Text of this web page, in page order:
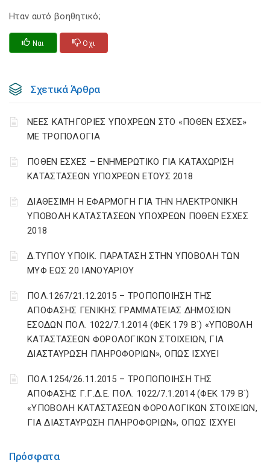
Πρόσφατα
Ηταν αυτό βοηθητικό;
Ναι Οχι
Σχετικά Άρθρα
ΝΕΕΣ ΚΑΤΗΓΟΡΙΕΣ ΥΠΟΧΡΕΩΝ ΣΤΟ «ΠΟΘΕΝ ΕΣΧΕΣ»
ΜΕ ΤΡΟΠΟΛΟΓΙΑ
ΠΟΘΕΝ ΕΣΧΕΣ – ΕΝΗΜΕΡΩΤΙΚΟ ΓΙΑ ΚΑΤΑΧΩΡΙΣΗ
ΚΑΤΑΣΤΑΣΕΩΝ ΥΠΟΧΡΕΩΝ ΕΤΟΥΣ 2018
ΔΙΑΘΕΣΙΜΗ Η ΕΦΑΡΜΟΓΗ ΓΙΑ ΤΗΝ ΗΛΕΚΤΡΟΝΙΚΗ
ΥΠΟΒΟΛΗ ΚΑΤΑΣΤΑΣΕΩΝ ΥΠΟΧΡΕΩΝ ΠΟΘΕΝ ΕΣΧΕΣ
2018
Δ.ΤΥΠΟΥ ΥΠΟΙΚ. ΠΑΡΑΤΑΣΗ ΣΤΗΝ ΥΠΟΒΟΛΗ ΤΩΝ
ΜΥΦ ΕΩΣ 20 ΙΑΝΟΥΑΡΙΟΥ
ΠΟΛ.1267/21.12.2015 – ΤΡΟΠΟΠΟΙΗΣΗ ΤΗΣ
ΑΠΟΦΑΣΗΣ ΓΕΝΙΚΗΣ ΓΡΑΜΜΑΤΕΙΑΣ ΔΗΜΟΣΙΩΝ
ΕΣΟΔΩΝ ΠΟΛ. 1022/7.1.2014 (ΦΕΚ 179 Β΄) «ΥΠΟΒΟΛΗ
ΚΑΤΑΣΤΑΣΕΩΝ ΦΟΡΟΛΟΓΙΚΩΝ ΣΤΟΙΧΕΙΩΝ, ΓΙΑ
ΔΙΑΣΤΑΥΡΩΣΗ ΠΛΗΡΟΦΟΡΙΩΝ», ΟΠΩΣ ΙΣΧΥΕΙ
ΠΟΛ.1254/26.11.2015 – ΤΡΟΠΟΠΟΙΗΣΗ ΤΗΣ
ΑΠΟΦΑΣΗΣ Γ.Γ.Δ.Ε. ΠΟΛ. 1022/7.1.2014 (ΦΕΚ 179 Β΄)
«ΥΠΟΒΟΛΗ ΚΑΤΑΣΤΑΣΕΩΝ ΦΟΡΟΛΟΓΙΚΩΝ ΣΤΟΙΧΕΙΩΝ,
ΓΙΑ ΔΙΑΣΤΑΥΡΩΣΗ ΠΛΗΡΟΦΟΡΙΩΝ», ΟΠΩΣ ΙΣΧΥΕΙ